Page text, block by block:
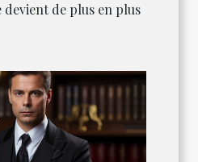
de plus en plus